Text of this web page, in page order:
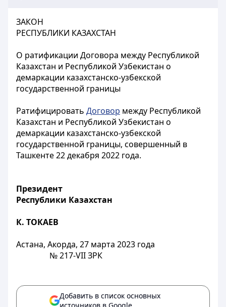
ЗАКОН
РЕСПУБЛИКИ КАЗАХСТАН
О ратификации Договора между Республикой
Казахстан и Республикой Узбекистан о
демаркации казахстанско-узбекской
государственной границы
Ратифицировать Договор между Республикой
Казахстан и Республикой Узбекистан о
демаркации казахстанско-узбекской
государственной границы, совершенный в
Ташкенте 22 декабря 2022 года.
Президент
Республики Казахстан
К. ТОКАЕВ
Астана, Акорда, 27 марта 2023 года
№ 217-VII ЗРК
Добавить в список основных